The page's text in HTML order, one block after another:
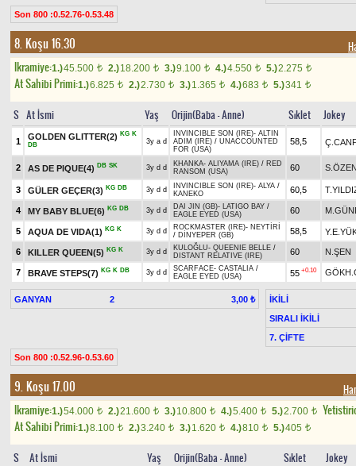
Son 800 :0.52.76-0.53.48
8. Koşu 16.30
Ikramiye:1.)45.500 t 2.)18.200 t 3.)9.100 t 4.)4.550 t 5.)2.275 t
At Sahibi Primi:1.)6.825 t 2.)2.730 t 3.)1.365 t 4.)683 t 5.)341 t
S At İsmi Yaş Orijin(Baba - Anne) Sıklet Jokey
1
GOLDEN GLITTER(2) KG K
DB
3y a d
INVINCIBLE SON (IRE)- ALTIN
ADIM (IRE) / UNACCOUNTED
FOR (USA)
58,5
2 AS DE PIQUE(4) DB SK 3y d d KHANKA- ALIYAMA (IRE) / RED
RANSOM (USA)
60
3 GÜLER GEÇER(3) KG DB 3y d d INVINCIBLE SON (IRE)- ALYA /
KANEKO
60,5
4 MY BABY BLUE(6) KG DB 3y d d DAI JIN (GB)- LATIGO BAY /
EAGLE EYED (USA)
60
5 AQUA DE VIDA(1) KG K 3y d d ROCKMASTER (IRE)- NEYTİRİ
/ DİNYEPER (GB) 58,5
6 KILLER QUEEN(5) KG K 3y d d KULOĞLU- QUEENIE BELLE /
DISTANT RELATIVE (IRE)
60 N.ŞEN
7 BRAVE STEPS(7) KG K DB 3y d d SCARFACE- CASTALIA /
EAGLE EYED (USA)
55 +0.10
GANYAN 2 3,00 ₺
İKİLİ
SIRALI İKİLİ
7. ÇİFTE
Son 800 :0.52.96-0.53.60
9. Koşu 17.00
Ikramiye:1.)54.000 t 2.)21.600 t 3.)10.800 t 4.)5.400 t 5.)2.700 t
At Sahibi Primi:1.)8.100 t 2.)3.240 t 3.)1.620 t 4.)810 t 5.)405 t
S At İsmi Yaş Orijin(Baba - Anne) Sıklet Jokey